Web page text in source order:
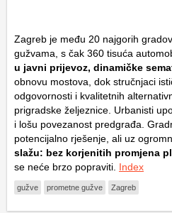
Zagreb je među 20 najgorih
gužvama, s čak 360 tisuća
u javni prijevoz, dinamičke
obnovu mostova, dok stručnjaci
odgovornosti i kvalitetnih
prigradske željeznice. Urbanisti
i lošu povezanost predgrađa.
potencijalno rješenje, ali uz
slažu: bez korjenitih promjena
se neće brzo popraviti. Index
gužve prometne gužve Zagreb